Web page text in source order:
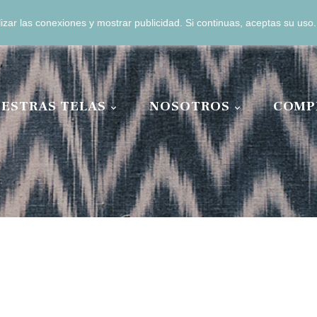
las conexiones y mostrar publicidad. Si continuas, aceptas su
04 11 00

TELAS 
NOSOTROS